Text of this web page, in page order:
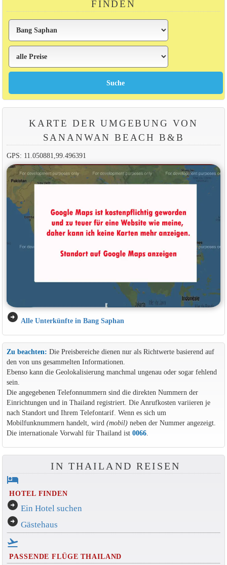
FINDEN
KARTE DER UMGEBUNG VON
SANANWAN BEACH B&B
GPS: 11.050881,99.496391
arrow_circle_right Alle Unterkünfte in Bang Saphan
Zu beachten: Die Preisbereiche dienen nur als Richtwerte basierend auf
den von uns gesammelten Informationen.
Ebenso kann die Geolokalisierung manchmal ungenau oder sogar fehlend
sein.
Die angegebenen Telefonnummern sind die direkten Nummern der
Einrichtungen und in Thailand registriert. Die Anrufkosten variieren je
nach Standort und Ihrem Telefontarif. Wenn es sich um
Mobilfunknummern handelt, wird (mobil)neben der Nummer angezeigt.
Die internationale Vorwahl für Thailand ist 0066.
IN THAILAND REISEN
hotel
HOTEL FINDEN
arrow_circle_right Ein Hotel suchen
arrow_circle_right Gästehaus
flight_takeoff
PASSENDE FLÜGE THAILAND